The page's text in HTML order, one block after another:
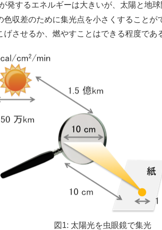
発するエネルギーは大きいが、太陽と地
色収差のために集光点を小さくすること
させるか、燃やすことはできる程度であ
図1: 太陽光を虫眼鏡で集光